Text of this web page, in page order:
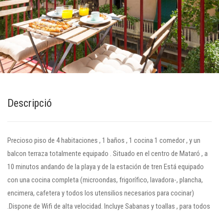
Descripció
Precioso piso de 4 habitaciones , 1 baños , 1 cocina 1 comedor , y un
balcon terraza totalmente equipado . Situado en el centro de Mataró , a
10 minutos andando de la playa y de la estación de tren Está equipado
con una cocina completa (microondas, frigorífico, lavadora-, plancha,
encimera, cafetera y todos los utensilios necesarios para cocinar)
.Dispone de Wifi de alta velocidad. Incluye Sabanas y toallas , para todos